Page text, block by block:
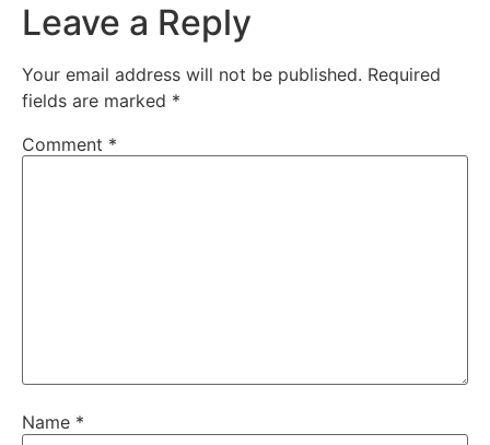
Leave a Reply
Your email address will not be published. Required
fields are marked *
Comment *
Name *